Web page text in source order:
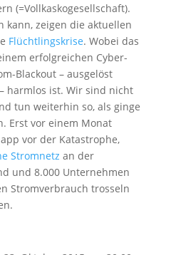
(=Vollkaskogesellschaft).
kann, zeigen die aktuellen
Flüchtlingskrise. Wobei das
erfolgreichen Cyber-
Blackout – ausgelöst
harmlos ist. Wir sind nicht
tun weiterhin so, als ginge
Erst vor einem Monat
vor der Katastrophe,
Stromnetz an der
und 8.000 Unternehmen
Stromverbrauch trosseln